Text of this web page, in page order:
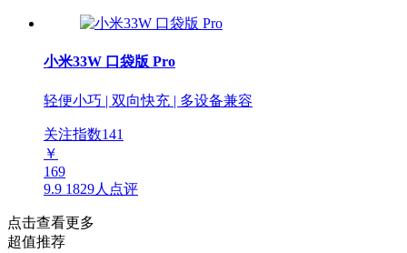
小米33W 口袋版 Pro
轻便小巧 | 双向快充 | 多设备兼容
关注指数141
￥
169
9.9 1829人点评
点击查看更多
超值推荐